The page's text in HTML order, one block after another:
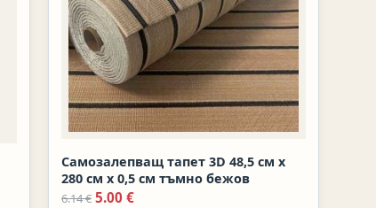
Самозалепващ тапет 3D 48,5 см х
280 см х 0,5 см тъмно бежов
6.14€ Original price was: 6.14 €.
5.00 €Текущата цена е: 5.00 €.